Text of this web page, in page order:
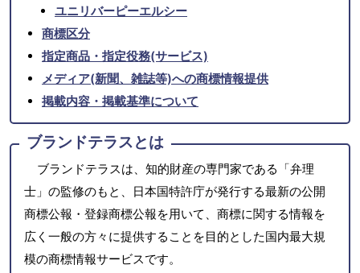
ユニリバーピーエルシー
商標区分
指定商品・指定役務(サービス)
メディア(新聞、雑誌等)への商標情報提供
掲載内容・掲載基準について
ブランドテラスとは
ブランドテラスは、知的財産の専門家である「弁理
士」の監修のもと、日本国特許庁が発行する最新の公開
商標公報・登録商標公報を用いて、商標に関する情報を
広く一般の方々に提供することを目的とした国内最大規
模の商標情報サービスです。